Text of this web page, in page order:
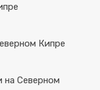
Кипре
Северном